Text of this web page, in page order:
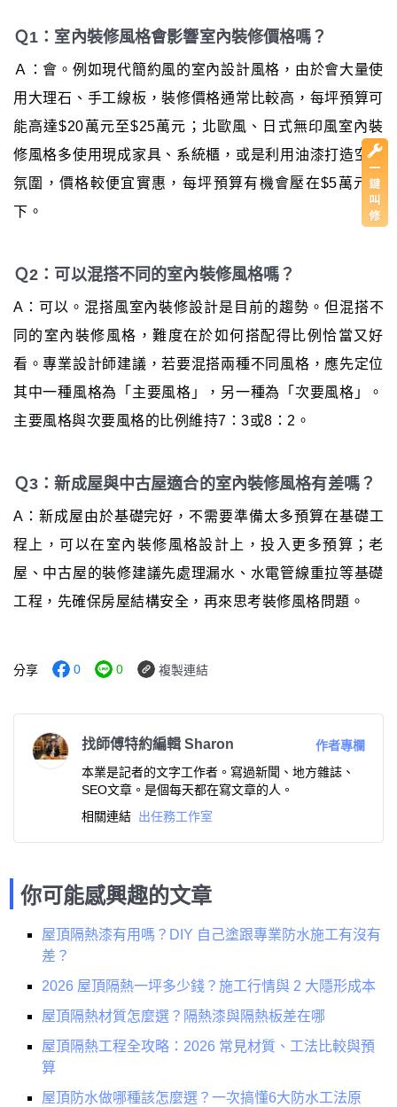
Ｑ1：室內裝修風格會影響室內裝修價格嗎？
Ａ：會。例如現代簡約風的室內設計風格，由於會大量使
用大理石、手工線板，裝修價格通常比較高，每坪預算可
能高達$20萬元至$25萬元；北歐風、日式無印風室內裝
修風格多使用現成家具、系統櫃，或是利用油漆打造空間
氛圍，價格較便宜實惠，每坪預算有機會壓在$5萬元以
下。
Ｑ2：可以混搭不同的室內裝修風格嗎？
A：可以。混搭風室內裝修設計是目前的趨勢。但混搭不
同的室內裝修風格，難度在於如何搭配得比例恰當又好
看。專業設計師建議，若要混搭兩種不同風格，應先定位
其中一種風格為「主要風格」，另一種為「次要風格」。
主要風格與次要風格的比例維持7：3或8：2。
Ｑ3：新成屋與中古屋適合的室內裝修風格有差嗎？
A：新成屋由於基礎完好，不需要準備太多預算在基礎工
程上，可以在室內裝修風格設計上，投入更多預算；老
屋、中古屋的裝修建議先處理漏水、水電管線重拉等基礎
工程，先確保房屋結構安全，再來思考裝修風格問題。
分享 0 0 複製連結
找師傅特約編輯 Sharon
作者專欄
本業是記者的文字工作者。寫過新聞、地方雜誌、
SEO文章。是個每天都在寫文章的人。
相關連結 出任務工作室
你可能感興趣的文章
屋頂隔熱漆有用嗎？DIY 自己塗跟專業防水施工有沒有
差？
2026 屋頂隔熱一坪多少錢？施工行情與 2 大隱形成本
屋頂隔熱材質怎麼選？隔熱漆與隔熱板差在哪
屋頂隔熱工程全攻略：2026 常見材質、工法比較與預
算
屋頂防水做哪種該怎麼選？一次搞懂6大防水工法原